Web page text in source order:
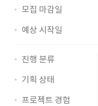
모집 마감일
예상 시작일
진행 분류
기획 상태
프로젝트 경험